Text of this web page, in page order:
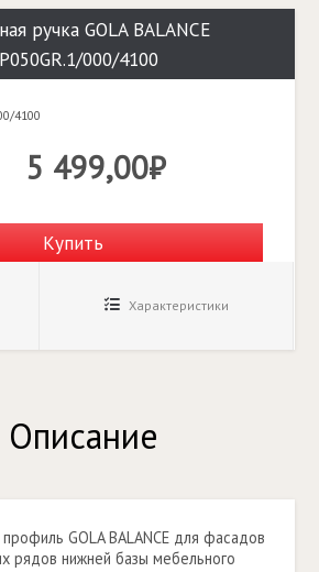
ручка GOLA BALANCE
000/4100
4100
5 499,00₽
Купить
Характеристики
Описание
GOLA BALANCE для фасадов
рядов нижней базы мебельного